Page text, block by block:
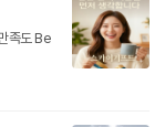
족도 Be